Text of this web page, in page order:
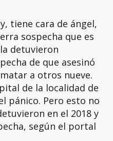
tiene cara de ángel,
sospecha que es
detuvieron
de que asesinó
a otros nueve.
de la localidad de
pánico. Pero esto no
en el 2018 y
según el portal